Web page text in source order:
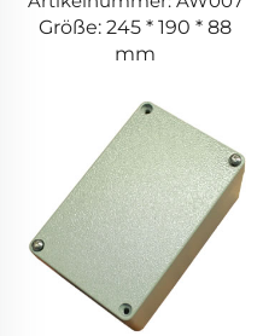
Größe: 245 * 190 * 88
mm